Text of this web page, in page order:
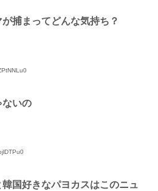
捕まってどんな気持ち？
ないの
国好きなパヨカスはこのニュ